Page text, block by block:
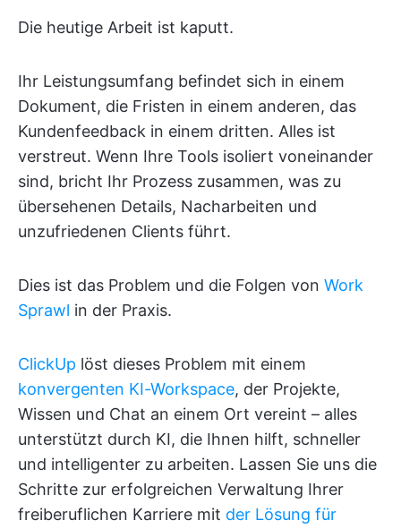
Die heutige Arbeit ist kaputt.
Ihr Leistungsumfang befindet sich in einem
Dokument, die Fristen in einem anderen, das
Kundenfeedback in einem dritten. Alles ist
verstreut. Wenn Ihre Tools isoliert voneinander
sind, bricht Ihr Prozess zusammen, was zu
übersehenen Details, Nacharbeiten und
unzufriedenen Clients führt.
Dies ist das Problem und die Folgen von Work
Sprawl in der Praxis.
ClickUp löst dieses Problem mit einem
konvergenten KI-Workspace, der Projekte,
Wissen und Chat an einem Ort vereint – alles
unterstützt durch KI, die Ihnen hilft, schneller
und intelligenter zu arbeiten. Lassen Sie uns die
Schritte zur erfolgreichen Verwaltung Ihrer
freiberuflichen Karriere mit der Lösung für